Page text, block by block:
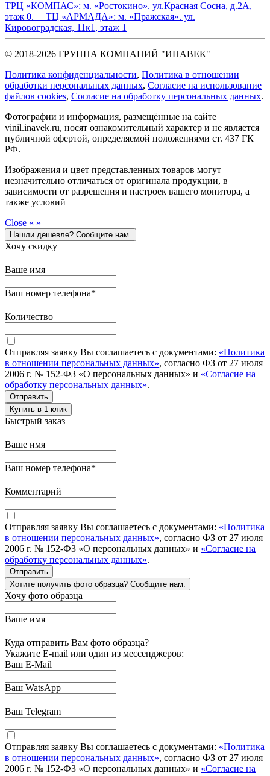
ТРЦ «КОМПАС»: м. «Ростокино». ул.Красная Сосна, д.2А,
этаж 0. ТЦ «АРМАДА»: м. «Пражская». ул.
Кировоградская, 11к1, этаж 1
© 2018-2026 ГРУППА КОМПАНИЙ "ИНАВЕК"
Политика конфиденциальности, Политика в отношении
обработки персональных данных, Cогласие на использование
файлов cookies, Согласие на обработку персональных данных.
Фотографии и информация, размещённые на сайте
vinil.inavek.ru, носят ознакомительный характер и не является
публичной офертой, определяемой положениями ст. 437 ГК
РФ.
Изображения и цвет представленных товаров могут
незначительно отличаться от оригинала продукции, в
зависимости от разрешения и настроек вашего монитора, а
также условий
Close « »
Нашли дешевле? Сообщите нам.
Хочу скидку
Ваше имя
Ваш номер телефона*
Количество
Отправляя заявку Вы соглашаетесь с документами: «Политика
в отношении персональных данных», согласно ФЗ от 27 июля
2006 г. № 152-ФЗ «О персональных данных» и «Согласие на
обработку персональных данных».
Отправить
Купить в 1 клик
Быстрый заказ
Ваше имя
Ваш номер телефона*
Комментарий
Отправляя заявку Вы соглашаетесь с документами: «Политика
в отношении персональных данных», согласно ФЗ от 27 июля
2006 г. № 152-ФЗ «О персональных данных» и «Согласие на
обработку персональных данных».
Отправить
Хотите получить фото образца? Сообщите нам.
Хочу фото образца
Ваше имя
Куда отправить Вам фото образца?
Укажите E-mail или один из мессенджеров:
Ваш E-Mail
Ваш WatsApp
Ваш Telegram
Отправляя заявку Вы соглашаетесь с документами: «Политика
в отношении персональных данных», согласно ФЗ от 27 июля
2006 г. № 152-ФЗ «О персональных данных» и «Согласие на